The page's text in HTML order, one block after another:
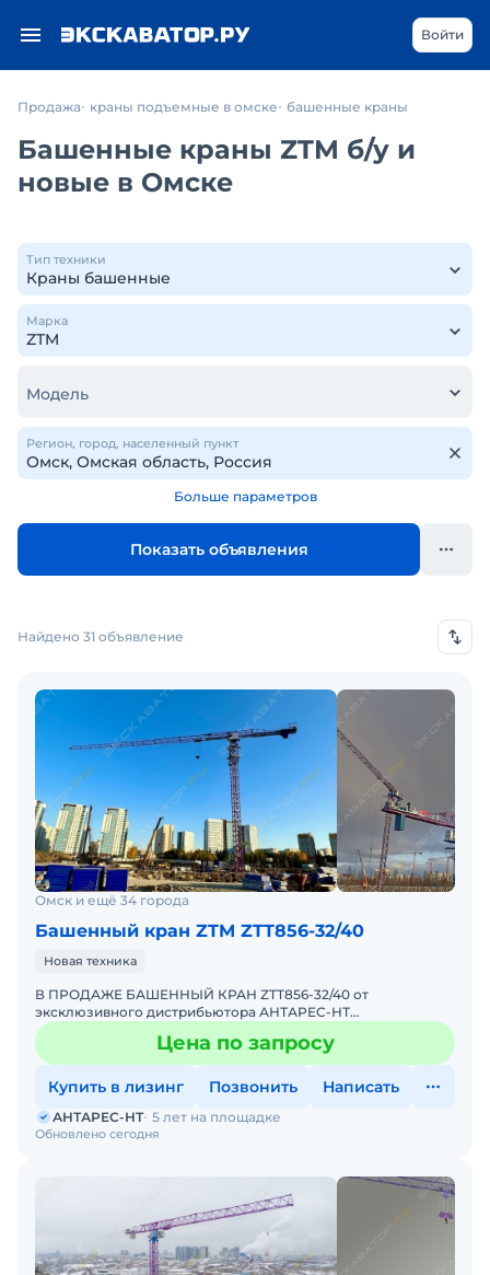
Войти
Продажа краны подъемные в омске башенные краны
Башенные краны ZTM б/у и
новые в Омске
Тип техники
Марка
Модель
Регион, город, населенный пункт
Больше параметров
Показать объявления
Найдено 31 объявление
Омск и ещё 34 города
Башенный кран ZTM ZTT856-32/40
Новая техника
В ПРОДАЖЕ БАШЕННЫЙ КРАН ZTT856-32/40 от
эксклюзивного дистрибьютора АНТАРЕС-НТ
Комплектация крана ZTT856-32/40 включает
интеллектуальную систему безопасности, к
Цена по запросу
Купить в лизинг Позвонить Написать
Обновлено сегодня
АНТАРЕС-НТ 5 лет на площадке